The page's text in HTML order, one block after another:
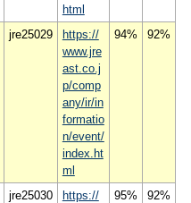
html
jre25029
https://
www.jre
ast.co.j
p/comp
any/ir/in
formatio
n/event/
index.ht
ml
94% 92%
jre25030
https://
95% 92%